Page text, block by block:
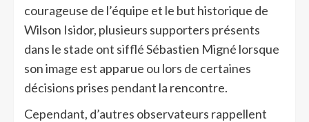
courageuse de l’équipe et le but historique de
Wilson Isidor, plusieurs supporters présents
dans le stade ont sifflé Sébastien Migné lorsque
son image est apparue ou lors de certaines
décisions prises pendant la rencontre.
Cependant, d’autres observateurs rappellent